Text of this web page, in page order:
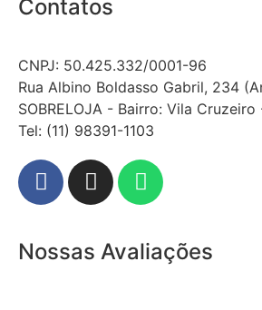
Contatos
CNPJ: 50.425.332/0001-96
Rua Albino Boldasso Gabril, 234
SOBRELOJA - Bairro: Vila
​​​​​​​​​​​​​​​​​​​​Tel: (11) 98391-1103
Nossas Avaliações